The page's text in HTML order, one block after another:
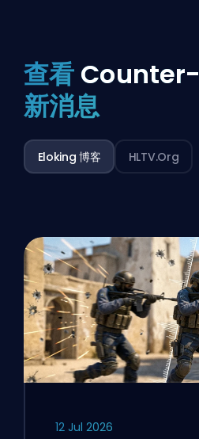
查看
新消息
Eloking 博客 HLTV.org
12 Jul 2026